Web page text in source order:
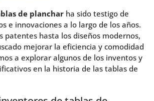
de planchar ha sido testigo de
e innovaciones a lo largo de los años.
patentes hasta los diseños modernos,
mejorar la eficiencia y comodidad
a explorar algunos de los inventos y
en la historia de las tablas de